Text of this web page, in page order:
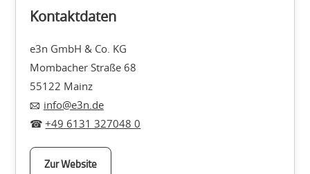
Kontaktdaten
e3n GmbH & Co. KG
Mombacher Straße 68
55122 Mainz
info@e3n.de
+49 6131 327048 0
Zur Website